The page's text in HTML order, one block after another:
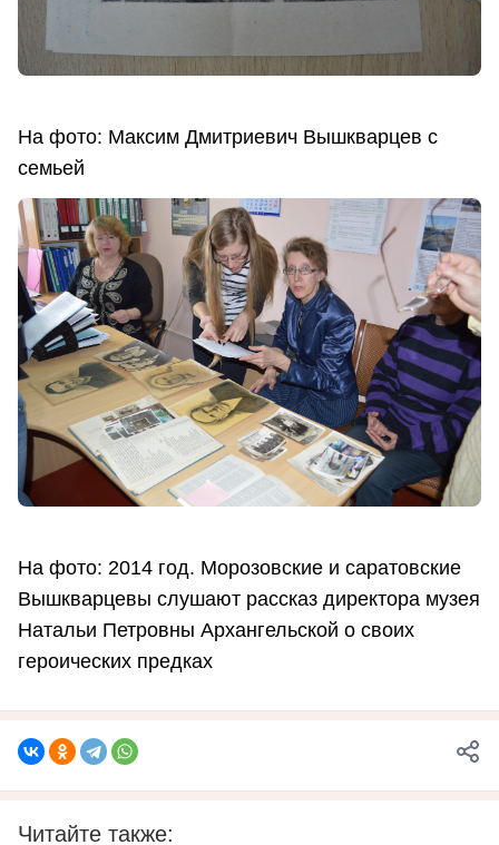
На фото: Максим Дмитриевич Вышкварцев с
семьей
На фото: 2014 год. Морозовские и саратовские
Вышкварцевы слушают рассказ директора музея
Натальи Петровны Архангельской о своих
героических предках
Читайте также: